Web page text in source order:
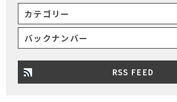
カテゴリー
バックナンバー
RSS FEED